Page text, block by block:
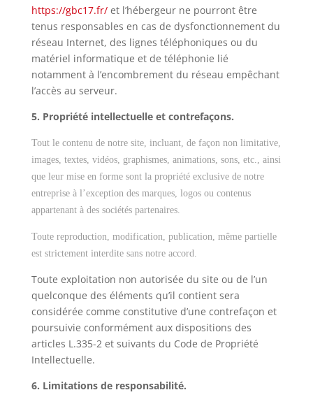
https://gbc17.fr/et l’hébergeur ne pourront être
tenus responsables en cas de dysfonctionnement du
réseau Internet, des lignes téléphoniques ou du
matériel informatique et de téléphonie lié
notamment à l’encombrement du réseau empêchant
l’accès au serveur.
5. Propriété intellectuelle et contrefaçons.
Tout le contenu de notre site, incluant, de façon non limitative,
images, textes, vidéos, graphismes, animations, sons, etc., ainsi
que leur mise en forme sont la propriété exclusive de notre
entreprise à l’exception des marques, logos ou contenus
appartenant à des sociétés partenaires.
Toute reproduction, modification, publication, même partielle
est strictement interdite sans notre accord.
Toute exploitation non autorisée du site ou de l’un
quelconque des éléments qu’il contient sera
considérée comme constitutive d’une contrefaçon et
poursuivie conformément aux dispositions des
articles L.335-2 et suivants du Code de Propriété
Intellectuelle.
6. Limitations de responsabilité.